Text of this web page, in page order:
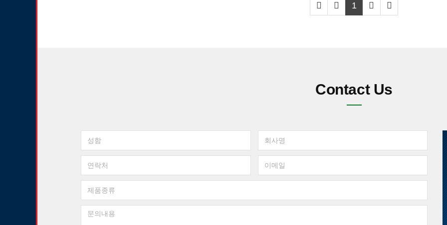
1
Contact Us
함
회
명
연
락
처
일
종
류
문